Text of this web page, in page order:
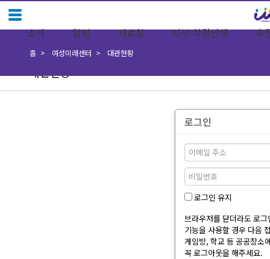
소개 알림 자료실 지부·회원단체 후
대관현황
홈 여성미래센터 대관현황
로그인
로그인 유지
브라우저를 닫더라도 로
기능을 사용할 경우 다음
게임방, 학교 등 공공장소
꼭 로그아웃을 해주세요.